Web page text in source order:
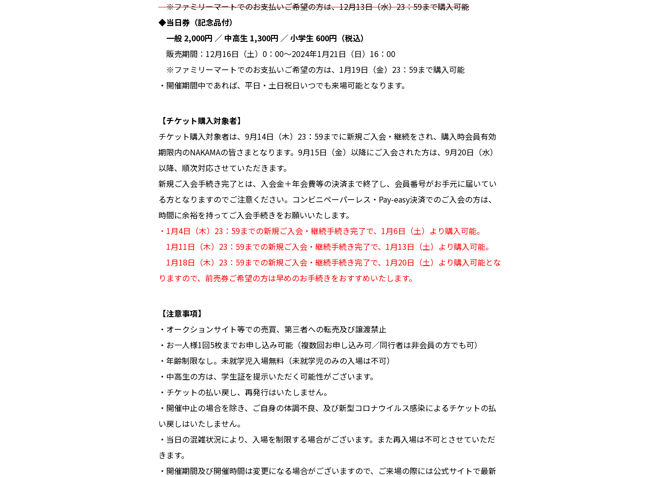
※ファミリーマートでのお支払いご希望の方は、12月13日（水）23：59まで購入可能
◆当日券（記念品付）
一般 2,000円 ／ 中高生 1,300円 ／ 小学生 600円（税込）
販売期間：12月16日（土）0：00～2024年1月21日（日）16：00
※ファミリーマートでのお支払いご希望の方は、1月19日（金）23：59まで購入可能
・開催期間中であれば、平日・土日祝日いつでも来場可能となります。
【チケット購入対象者】
チケット購入対象者は、9月14日（木）23：59までに新規ご入会・継続をされ、購入時会員有効
期限内のNAKAMAの皆さまとなります。9月15日（金）以降にご入会された方は、9月20日（水）
以降、順次対応させていただきます。
新規ご入会手続き完了とは、入会金＋年会費等の決済まで終了し、会員番号がお手元に届いてい
る方となりますのでご注意ください。コンビニペーパーレス・Pay-easy決済でのご入会の方は、
時間に余裕を持ってご入会手続きをお願いいたします。
・1月4日（木）23：59までの新規ご入会・継続手続き完了で、1月6日（土）より購入可能。
1月11日（木）23：59までの新規ご入会・継続手続き完了で、1月13日（土）より購入可能。
1月18日（木）23：59までの新規ご入会・継続手続き完了で、1月20日（土）より購入可能とな
りますので、前売券ご希望の方は早めのお手続きをおすすめいたします。
【注意事項】
・オークションサイト等での売買、第三者への転売及び譲渡禁止
・お一人様1回5枚までお申し込み可能（複数回お申し込み可／同行者は非会員の方でも可）
・年齢制限なし。未就学児入場無料（未就学児のみの入場は不可）
・中高生の方は、学生証を提示いただく可能性がございます。
・チケットの払い戻し、再発行はいたしません。
・開催中止の場合を除き、ご自身の体調不良、及び新型コロナウイルス感染によるチケットの払
い戻しはいたしません。
・当日の混雑状況により、入場を制限する場合がございます。また再入場は不可とさせていただ
きます。
・開催期間及び開催時間は変更になる場合がございますので、ご来場の際には公式サイトで最新